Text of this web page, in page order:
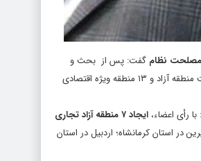
نظام گفت: پس از بحث و
تبادل نظر و گفتگوی کارشناسی در خصوص تک تک مناطق آزاد و ویژه اقتصادی پیشنهادی و با تکیه بر تجربیات مناطق موجود تشکیل هفت منطقه آزاد و ۱۳ منطقه ویژه اقتصادی
رأی اعضاء، ایجاد ۷ منطقه آزاد تجاری
در استان کرمانشاه؛ اردبیل در استان